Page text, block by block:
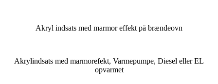
Akryl indsats med marmor effekt på brændeovn
Akrylindsats med marmorefekt, Varmepumpe, Diesel eller EL
opvarmet